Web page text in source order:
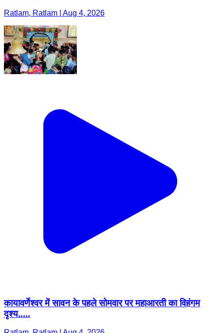
Ratlam, Ratlam | Aug 4, 2026
कायावर्णेश्वर में सावन के पहले सोमवार पर महाआरती का विहंगम
दृश्य.....